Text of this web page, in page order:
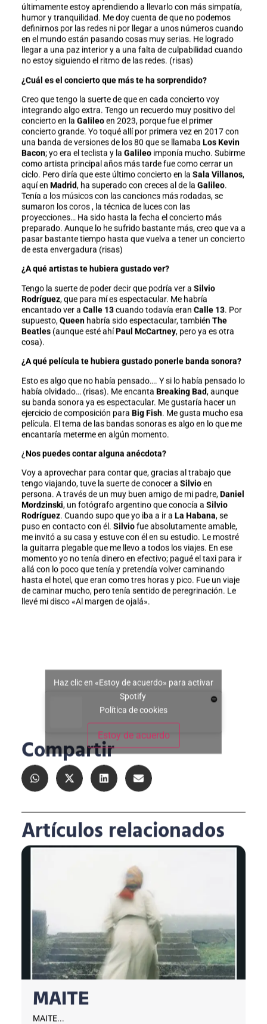
últimamente estoy aprendiendo a llevarlo con más simpatía,
humor y tranquilidad. Me doy cuenta de que no podemos
definirnos por las redes ni por llegar a unos números cuando
en el mundo están pasando cosas muy serias. He logrado
llegar a una paz interior y a una falta de culpabilidad cuando
no estoy siguiendo el ritmo de las redes. (risas)
¿Cuál es el concierto que más te ha sorprendido?
Creo que tengo la suerte de que en cada concierto voy
integrando algo extra. Tengo un recuerdo muy positivo del
concierto en la Galileoen 2023, porque fue el primer
concierto grande. Yo toqué allí por primera vez en 2017 con
una banda de versiones de los 80 que se llamaba Los Kevin
Bacon; yo era el teclista y la Galileoimponía mucho. Subirme
como artista principal años más tarde fue como cerrar un
ciclo. Pero diría que este último concierto en la Sala Villanos,
aquí en Madrid, ha superado con creces al de la Galileo.
Tenía a los músicos con las canciones más rodadas, se
sumaron los coros , la técnica de luces con las
proyecciones… Ha sido hasta la fecha el concierto más
preparado. Aunque lo he sufrido bastante más, creo que va a
pasar bastante tiempo hasta que vuelva a tener un concierto
de esta envergadura (risas)
¿A qué artistas te hubiera gustado ver?
Tengo la suerte de poder decir que podría ver a Silvio
Rodríguez, que para mí es espectacular. Me habría
encantado ver a Calle 13cuando todavía eran Calle 13. Por
supuesto, Queenhabría sido espectacular, también The
Beatles(aunque esté ahíPaul McCartney, pero ya es otra
cosa).
¿A qué película te hubiera gustado ponerle banda sonora?
Esto es algo que no había pensado…. Y si lo había pensado lo
había olvidado… (risas). Me encanta Breaking Bad, aunque
su banda sonora ya es espectacular. Me gustaría hacer un
ejercicio de composición para Big Fish. Me gusta mucho esa
película. El tema de las bandas sonoras es algo en lo que me
encantaría meterme en algún momento.
¿Nos puedes contar alguna anécdota?
Voy a aprovechar para contar que, gracias al trabajo que
tengo viajando, tuve la suerte de conocer a Silvioen
persona. A través de un muy buen amigo de mi padre, Daniel
Mordzinski, un fotógrafo argentino que conocía a Silvio
Rodríguez. Cuando supo que yo iba a ir a La Habana, se
puso en contacto con él. Silviofue absolutamente amable,
me invitó a su casa y estuve con él en su estudio. Le mostré
la guitarra plegable que me llevo a todos los viajes. En ese
momento yo no tenía dinero en efectivo; pagué el taxi para ir
allá con lo poco que tenía y pretendía volver caminando
hasta el hotel, que eran como tres horas y pico. Fue un viaje
de caminar mucho, pero tenía sentido de peregrinación. Le
llevé mi disco «Al margen de ojalá».
Haz clic en «Estoy de acuerdo» para activar
Spotify
Política de cookies
Estoy de acuerdo
Compartir
Artículos relacionados
MAITE
MAITE...